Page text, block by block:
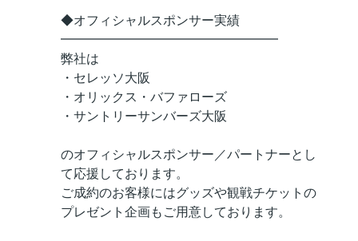
◆オフィシャルスポンサー実績
━━━━━━━━━━━━━━━━━
弊社は
・セレッソ大阪
・オリックス・バファローズ
・サントリーサンバーズ大阪
のオフィシャルスポンサー／パートナーとし
て応援しております。
ご成約のお客様にはグッズや観戦チケットの
プレゼント企画もご用意しております。